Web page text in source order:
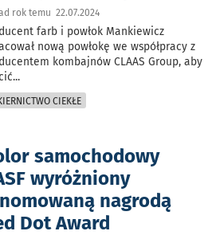
rok temu 22.07.2024
farb i powłok Mankiewicz
nową powłokę we współpracy z
kombajnów CLAAS Group, aby
...
CIEKŁE
samochodowy
wyróżniony
nagrodą
Dot Award